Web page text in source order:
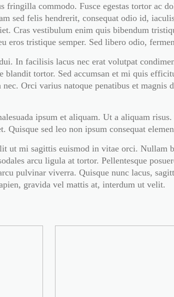
fringilla commodo. Fusce egestas tortor ac
sed felis hendrerit, consequat odio id,
Cras vestibulum enim quis bibendum
tristique semper. Sed libero odio,
In facilisis lacus nec erat volutpat
blandit tortor. Sed accumsan et mi quis
Orci varius natoque penatibus et
ipsum et aliquam. Ut a aliquam
Quisque sed leo non ipsum consequat
ut mi sagittis euismod in vitae orci. Nullam
arcu ligula at tortor. Pellentesque
pulvinar viverra. Quisque nunc lacus,
gravida vel mattis at, interdum ut velit.